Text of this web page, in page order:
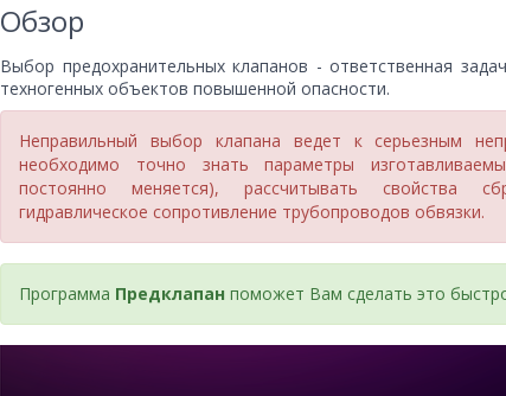
Обзор
Выбор предохранительных клапанов - ответственная
техногенных объектов повышенной опасности.
Неправильный выбор клапана ведет к серьезным
необходимо точно знать параметры
постоянно меняется), рассчитывать свойства
гидравлическое сопротивление трубопроводов обвязки.
Программа Предклапан поможет Вам сделать это